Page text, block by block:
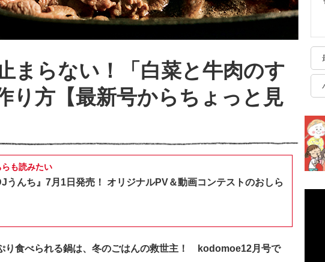
まらない！「白菜と牛肉のす
り方【最新号からちょっと見
らも読みたい
うんち』7月1日発売！ オリジナルPV＆動画コンテストのおしら
り食べられる鍋は、冬のごはんの救世主！ kodomoe12月号で